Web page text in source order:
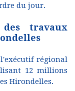
du jour.
travaux
régional
12 millions
Hirondelles.